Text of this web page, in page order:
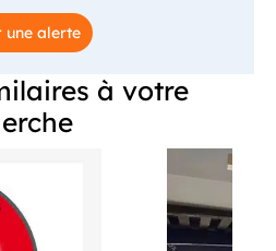
une alerte
à votre